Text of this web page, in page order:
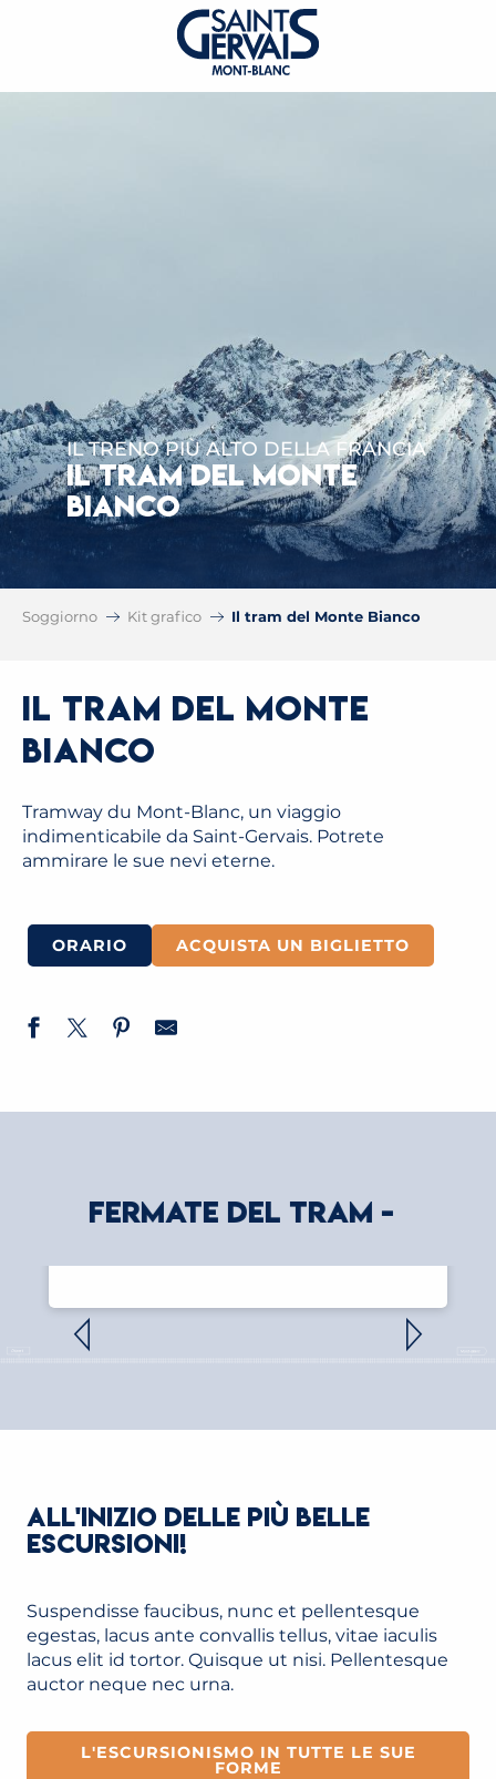
IL TRENO PIÙ ALTO DELLA FRANCIA
IL TRAM DEL MONTE
BIANCO
Soggiorno Kit grafico Il tram del Monte Bianco
Il tram del Monte
Bianco
Tramway du Mont-Blanc, un viaggio
indimenticabile da Saint-Gervais. Potrete
ammirare le sue nevi eterne.
ORARIO ACQUISTA UN BIGLIETTO
FERMATE DEL TRAM -
ALL'INIZIO DELLE PIÙ BELLE
ESCURSIONI!
Suspendisse faucibus, nunc et pellentesque
egestas, lacus ante convallis tellus, vitae iaculis
lacus elit id tortor. Quisque ut nisi. Pellentesque
auctor neque nec urna.
L'ESCURSIONISMO IN TUTTE LE SUE
FORME